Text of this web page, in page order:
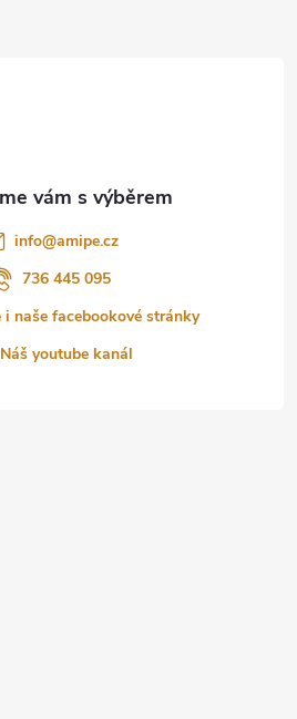
info@amipe.cz
736 445 095
i naše facebookové stránky
Náš youtube kanál